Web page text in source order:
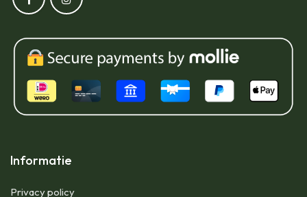
Informatie
Privacy policy